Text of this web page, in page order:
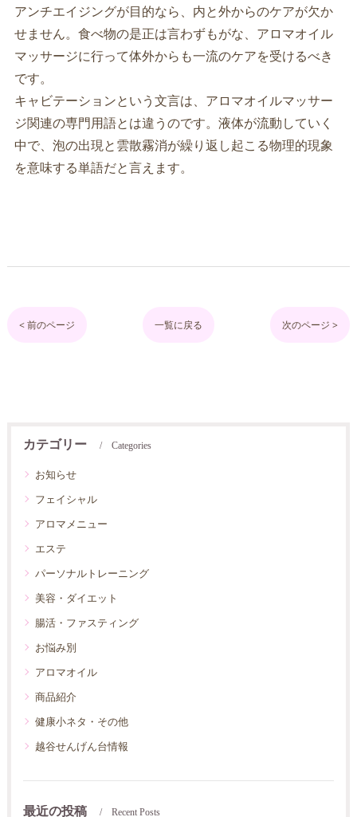
アンチエイジングが目的なら、内と外からのケアが欠か
せません。食べ物の是正は言わずもがな、アロマオイル
マッサージに行って体外からも一流のケアを受けるべき
です。
キャビテーションという文言は、アロマオイルマッサー
ジ関連の専門用語とは違うのです。液体が流動していく
中で、泡の出現と雲散霧消が繰り返し起こる物理的現象
を意味する単語だと言えます。
< 前のページ 一覧に戻る 次のページ >
カテゴリー Categories
お知らせ
フェイシャル
アロマメニュー
エステ
パーソナルトレーニング
美容・ダイエット
腸活・ファスティング
お悩み別
アロマオイル
商品紹介
健康小ネタ・その他
越谷せんげん台情報
最近の投稿 Recent Posts